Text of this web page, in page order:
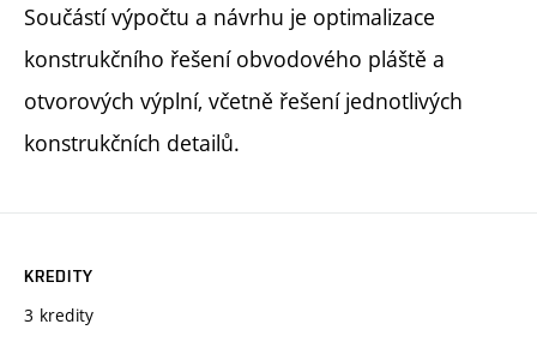
Součástí výpočtu a návrhu je optimalizace
konstrukčního řešení obvodového pláště a
otvorových výplní, včetně řešení jednotlivých
konstrukčních detailů.
KREDITY
3 kredity